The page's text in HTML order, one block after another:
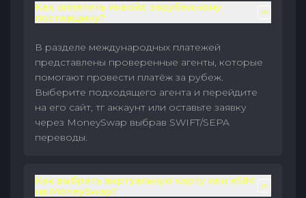
Как оплатить инвойс зарубежному
поставщику?
В разделе международных платежей
представлены проверенные агенты, которые
помогают провести платёж за рубеж.
Выберите подходящего агента и перейдите
на его сайт, тг аккаунт или оставьте заявку
через MoneySwap выбрав SWIFT/SEPA
переводы.
Как выбрать виртуальную карту или eSIM
на MoneySwap?